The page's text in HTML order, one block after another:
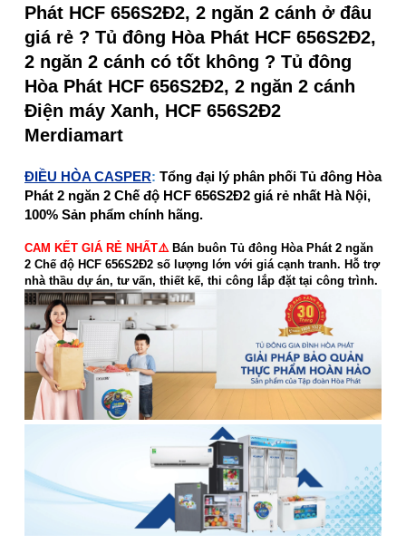
Phát HCF 656S2Đ2, 2 ngăn 2 cánh ở đâu
giá rẻ ? Tủ đông Hòa Phát HCF 656S2Đ2,
2 ngăn 2 cánh có tốt không ? Tủ đông
Hòa Phát HCF 656S2Đ2, 2 ngăn 2 cánh
Điện máy Xanh, HCF 656S2Đ2
Merdiamart
ĐIỀU HÒA CASPER: Tổng đại lý phân phối Tủ đông Hòa
Phát 2 ngăn 2 Chế độ HCF 656S2Đ2 giá rẻ nhất Hà Nội,
100% Sản phẩm chính hãng.
CAM KẾT GIÁ RẺ NHẤT⚠️Bán buôn Tủ đông Hòa Phát 2 ngăn
2 Chế độ HCF 656S2Đ2 số lượng lớn với giá cạnh tranh. Hỗ trợ
nhà thầu dự án, tư vấn, thiết kế, thi công lắp đặt tại công trình.